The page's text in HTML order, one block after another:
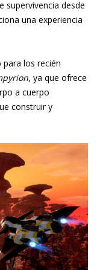
supervivencia desde
una experiencia
los recién
, ya que ofrece
a cuerpo
construir y